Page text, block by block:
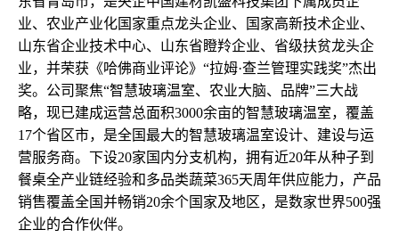
业、农业产业化国家重点龙头企业、国家高新技术企业、
山东省企业技术中心、山东省瞪羚企业、省级扶贫龙头企
业，并荣获《哈佛商业评论》“拉姆·查兰管理实践奖”杰出
奖。公司聚焦“智慧玻璃温室、农业大脑、品牌”三大战
略，现已建成运营总面积3000余亩的智慧玻璃温室，覆盖
17个省区市，是全国最大的智慧玻璃温室设计、建设与运
营服务商。下设20家国内分支机构，拥有近20年从种子到
餐桌全产业链经验和多品类蔬菜365天周年供应能力，产品
销售覆盖全国并畅销20余个国家及地区，是数家世界500强
企业的合作伙伴。